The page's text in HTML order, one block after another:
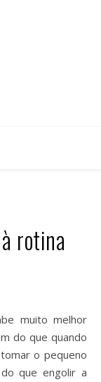
rotina
muito melhor
do que quando
o pequeno
que engolir a